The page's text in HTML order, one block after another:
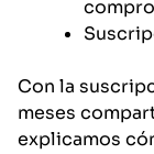
Con la
meses
explicamos